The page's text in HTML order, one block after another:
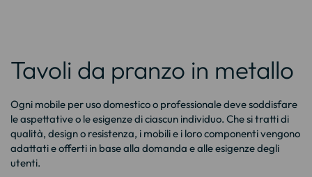
Tavoli da pranzo in metallo
Ogni mobile per uso domestico o professionale deve soddisfare
le aspettative o le esigenze di ciascun individuo. Che si tratti di
qualità, design o resistenza, i mobili e i loro componenti vengono
adattati e offerti in base alla domanda e alle esigenze degli
utenti.